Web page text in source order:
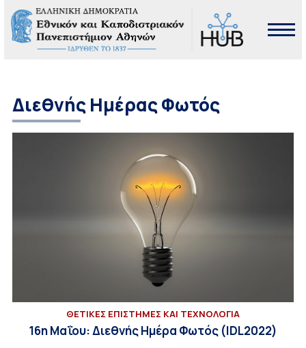
Διεθνής Ημέρας Φωτός
ΘΕΤΙΚΕΣ ΕΠΙΣΤΗΜΕΣ ΚΑΙ ΤΕΧΝΟΛΟΓΙΑ
16η Μαΐου: Διεθνής Ημέρα Φωτός (IDL2022)